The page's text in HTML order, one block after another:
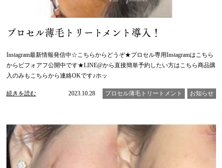
プロセル薄毛トリートメント導入！
Instagram最新情報発信中☆こちらからどうぞ★プロセル専用Instagramはこちら
からビフォアフ公開中です★LINE@から直接簡単予約したい方はこちら商品購
入のみもこちらから連絡OKです♪ホッ
続きを読む 2023.10.28 プロセル薄毛トリートメント お知らせ